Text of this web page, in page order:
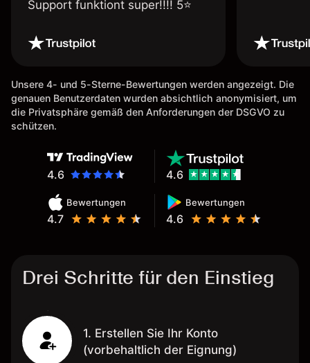
Support funktiont super!!!! 5⭐️
Unsere 4- und 5-Sterne-Bewertungen werden angezeigt. Die
genauen Benutzerdaten wurden absichtlich anonymisiert, um
die Privatsphäre gemäß den Anforderungen der DSGVO zu
schützen.
4.6
Bewertungen
4.7
Bewertungen
4.6
4.6
Drei Schritte für den Einstieg
1. Erstellen Sie Ihr Konto
(vorbehaltlich der Eignung)